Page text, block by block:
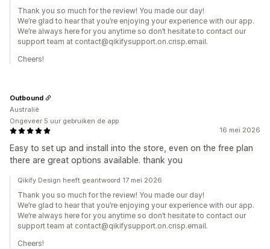
Thank you so much for the review! You made our day!
We’re glad to hear that you’re enjoying your experience with our app.
We’re always here for you anytime so don’t hesitate to contact our
support team at contact@qikifysupport.on.crisp.email.
Cheers!
16 mei 2026
Easy to set up and install into the store, even on the free plan
there are great options available. thank you
Outbound
Australië
Ongeveer 5 uur gebruiken de app
Qikify Design heeft geantwoord 17 mei 2026
Thank you so much for the review! You made our day!
We’re glad to hear that you’re enjoying your experience with our app.
We’re always here for you anytime so don’t hesitate to contact our
support team at contact@qikifysupport.on.crisp.email.
Cheers!